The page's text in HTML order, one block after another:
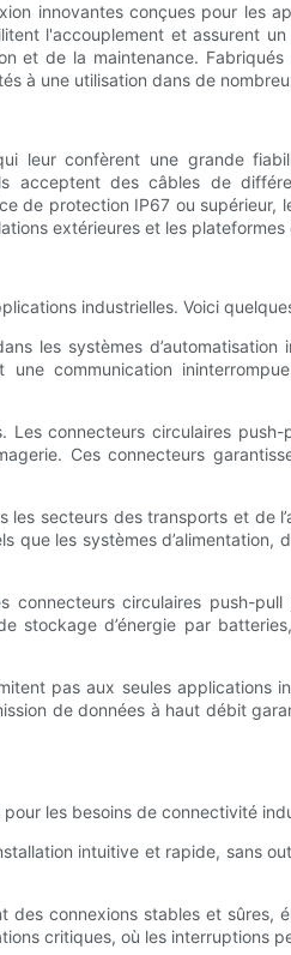
innovantes conçues pour les
l'accouplement et assurent
de la maintenance.
à une utilisation dans de
leur confèrent une grande
des câbles de
de protection IP67 ou
extérieures et les plateformes
industrielles. Voici
les systèmes
communication
connecteurs circulaires
Ces connecteurs
secteurs des transports et de
les systèmes d’alimentation,
circulaires push-
stockage d’énergie par
pas aux seules applications
de données à haut débit
les besoins de connectivité
intuitive et rapide, sans
connexions stables et sûres,
critiques, où les interruptions